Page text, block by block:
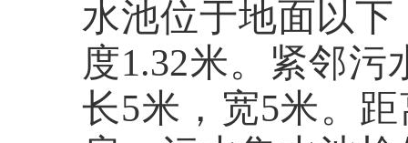
水池位于地面以下
度1.32米。紧邻污
长5米，宽5米。